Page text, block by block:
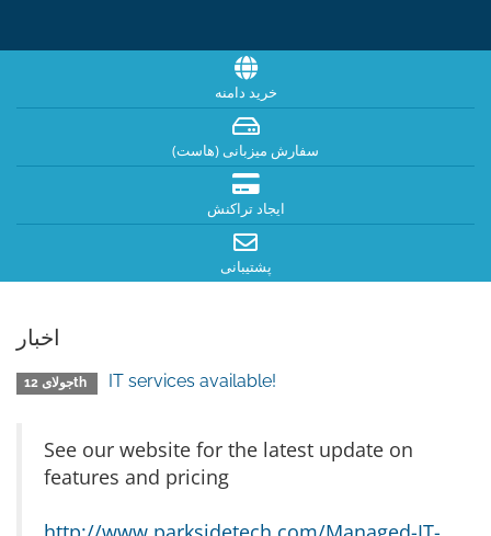
خرید دامنه
سفارش میزبانی (هاست)
ایجاد تراکنش
پشتیبانی
اخبار
جولای 12th IT services available!
See our website for the latest update on
features and pricing